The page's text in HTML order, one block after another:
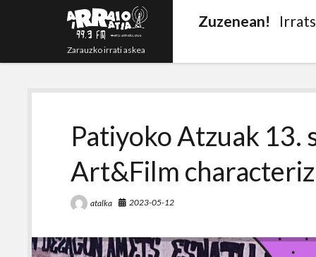
Zarauzko irrati askea
Zuzenean!
Patiyoko Atzuak 13.
Art&Film
atalka 2023-05-12